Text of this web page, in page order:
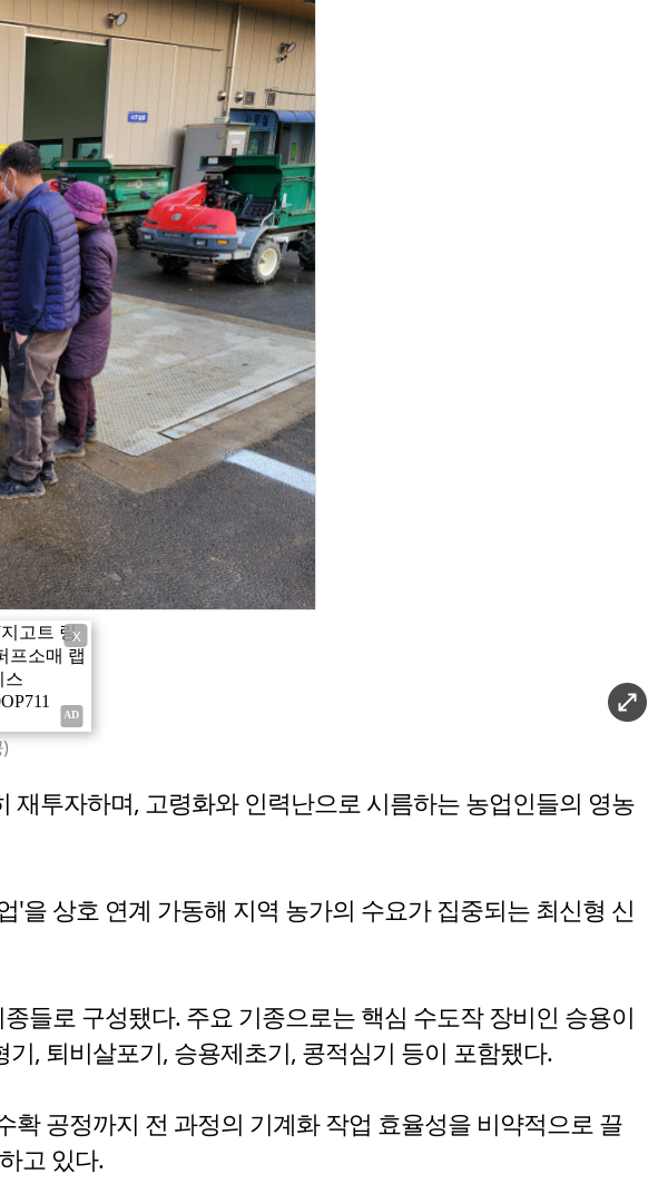
X
투자하며, 고령화와 인력난으로 시름하는 농업인들의 영농
을 상호 연계 가동해 지역 농가의 수요가 집중되는 최신형 신
들로 구성됐다. 주요 기종으로는 핵심 수도작 장비인 승용이
, 퇴비살포기, 승용제초기, 콩적심기 등이 포함됐다.
공정까지 전 과정의 기계화 작업 효율성을 비약적으로 끌
고 있다.